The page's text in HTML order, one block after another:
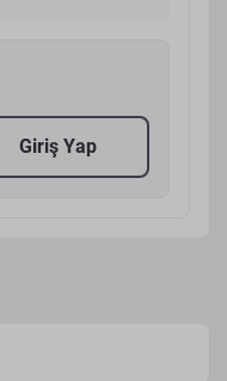
Giriş Yap